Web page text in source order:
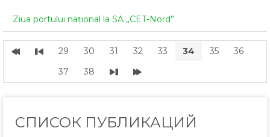
Ziua portului național la SA „CET-Nord”
29 30 31 32 33 34 35
36
37
38
СПИСОК ПУБЛИКАЦИЙ